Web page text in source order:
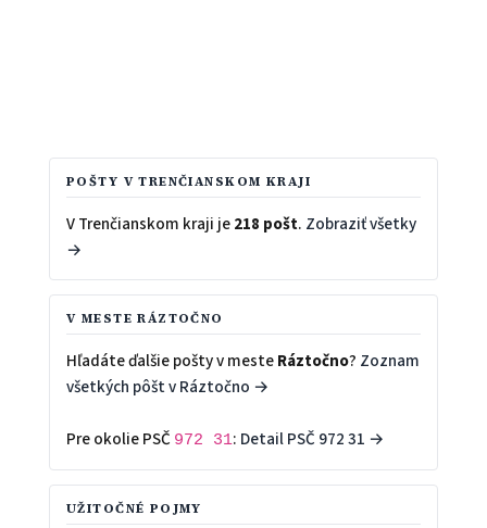
POŠTY V TRENČIANSKOM KRAJI
V Trenčianskom kraji je218 pošt. Zobraziť všetky
→
V MESTE RÁZTOČNO
Hľadáte ďalšie pošty v mesteRáztočno? Zoznam
všetkých pôšt v Ráztočno →
Pre okolie PSČ 972 31: Detail PSČ 972 31 →
UŽITOČNÉ POJMY